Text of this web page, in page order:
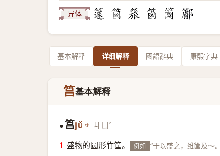
异体
基本解释 详细解释 國語辭典 康熙字典
筥基本解释
● 筥jǔ ㄐㄩˇ
盛物的圆形竹筐。 例如 “于以盛之，维筐及～